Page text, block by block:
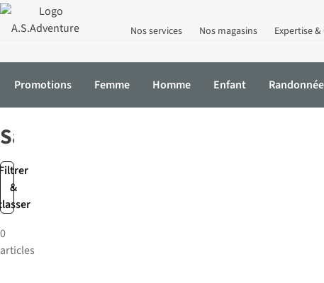
Nos services Nos magasins Expertise
Promotions Femme Homme Enfant Randonnée
&
Sanuk
0
articles